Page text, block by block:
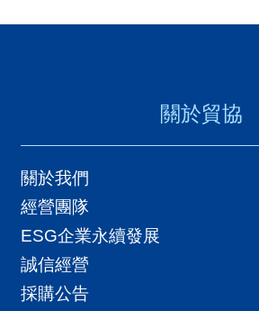
關於貿協
關於我們
經營團隊
ESG企業永續發展
誠信經營
採購公告